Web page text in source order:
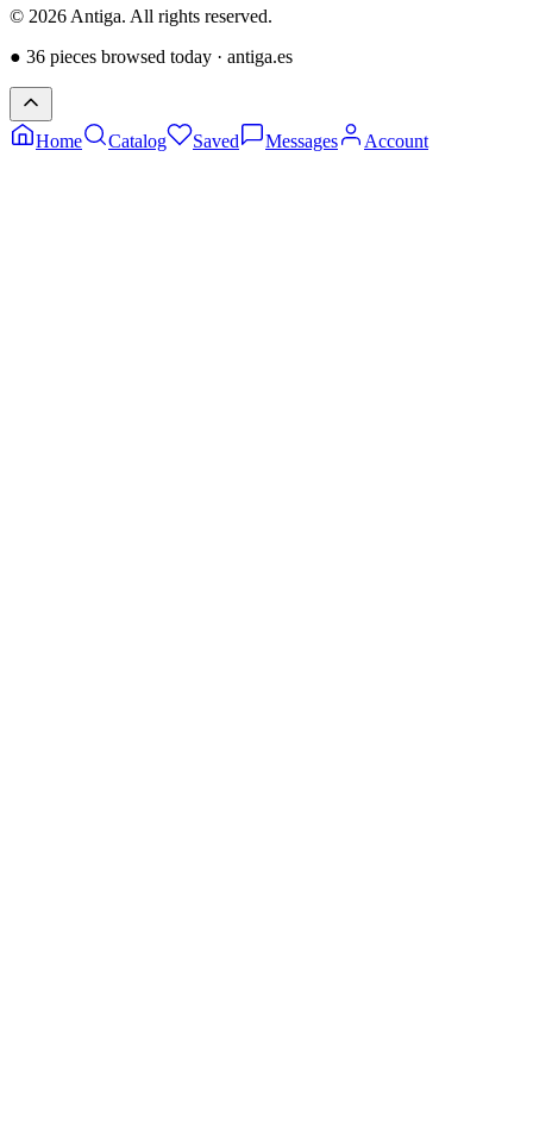
© 2026 Antiga. All rights reserved.
● 36 pieces browsed today · antiga.es
Home Catalog Saved Messages Account